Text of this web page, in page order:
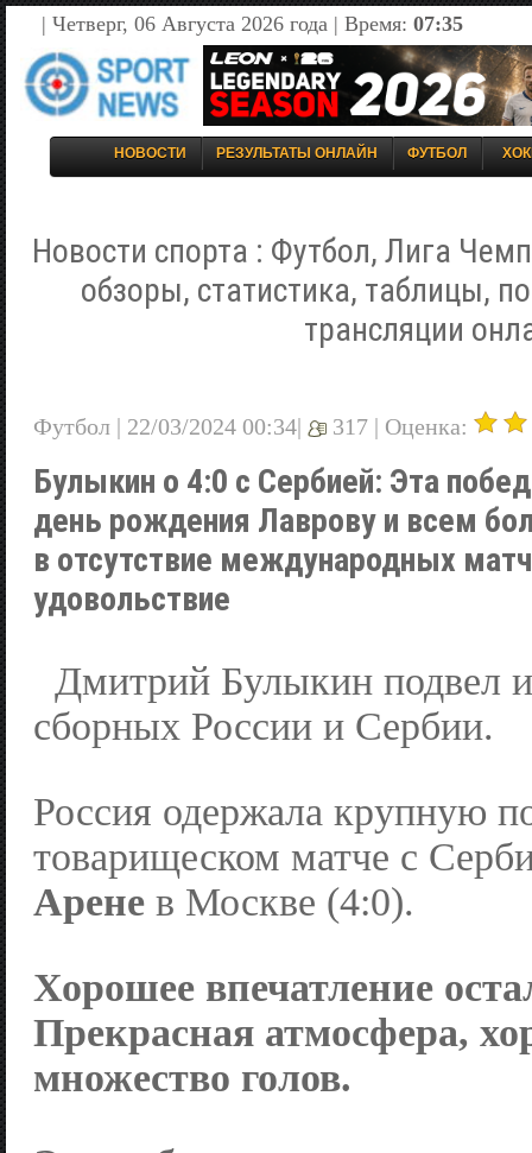
| Четверг, 06 Августа 2026 года | Время: 07:35
НОВОСТИ РЕЗУЛЬТАТЫ ОНЛАЙН ФУТБОЛ
Новости спорта : Футбол, Лига
обзоры, статистика, таблицы,
трансляции
Футбол | 22/03/2024 00:34| 317 | Оценка:
Булыкин о 4:0 с Сербией: Эта
день рождения Лаврову и всем
в отсутствие международных
удовольствие
Дмитрий Булыкин подвел
сборных России и Сербии.
Россия одержала крупную
товарищеском матче с
Арене в Москве (4:0).
Хорошее впечатление
Прекрасная атмосфера,
множество голов.